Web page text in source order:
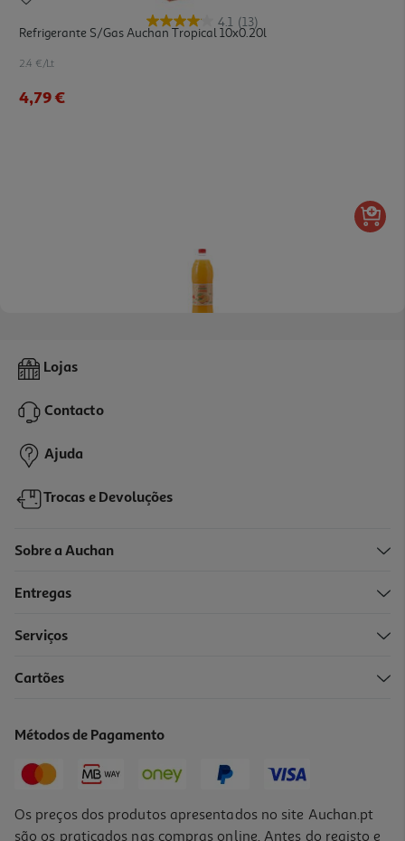
4.1 (13)
Refrigerante S/gas Auchan Tropical 10x0.20l
2.4 €/Lt
4,79 €
Refrigerante S/gás Auchan Laranja 1.5l
1,04 €
+0,10 € Depósito
+0,10 € Depósito
Lojas
Contacto
Ajuda
Trocas e Devoluções
Sobre a Auchan
Entregas
Serviços
Cartões
Métodos de Pagamento
Os preços dos produtos apresentados no site Auchan.pt
são os praticados nas compras online. Antes do registo e